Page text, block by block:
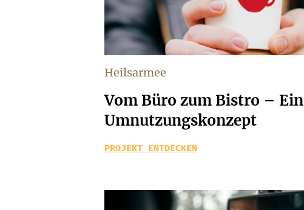
Heilsarmee
Vom Büro zum Bistro – Ein
Umnutzungskonzept
PROJEKT ENTDECKEN